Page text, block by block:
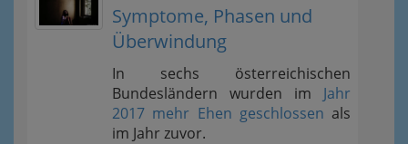
Symptome, Phasen und
Überwindung
In sechs österreichischen
Bundesländern wurden im Jahr
2017 mehr Ehen geschlossen als
im Jahr zuvor.